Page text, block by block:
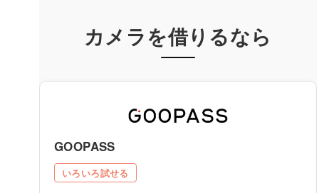
カメラを借りるなら
GOOPASS
いろいろ試せる